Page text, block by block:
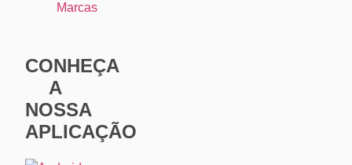
Marcas
CONHEÇA
A
NOSSA
APLICAÇÃO